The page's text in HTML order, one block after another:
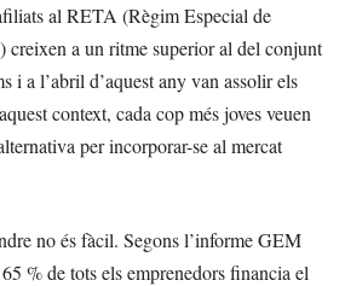
al RETA (Règim Especial de
creixen a un ritme superior al del conjunt
i a l’abril d’aquest any van assolir els
context, cada cop més joves veuen
per incorporar-se al mercat
no és fàcil. Segons l’informe GEM
% de tots els emprenedors financia el